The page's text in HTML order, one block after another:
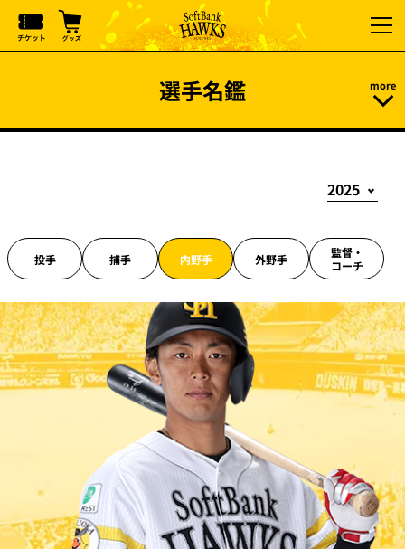
選手名鑑
投手 捕手 内野手 外野手
監督・
コーチ